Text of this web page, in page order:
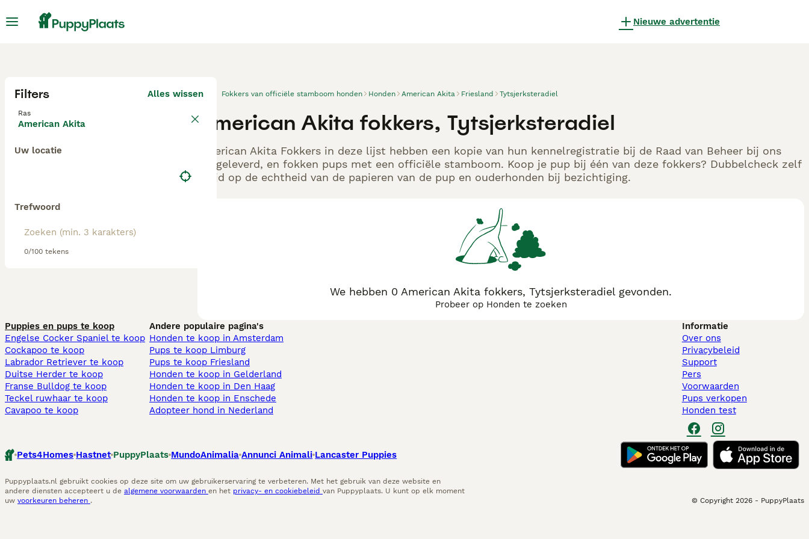
Nieuwe advertentie
Filters Alles wissen
Ras
American Akita
Uw locatie
Trefwoord
0/100 tekens
Fokkers van officiële stamboom honden Honden American Akita Friesland Tytsjerksteradiel
American Akita fokkers, Tytsjerksteradiel
American Akita Fokkers in deze lijst hebben een kopie van hun kennelregistratie bij de Raad van Beheer bij ons
aangeleverd, en fokken pups met een officiële stamboom. Koop je pup bij één van deze fokkers? Dubbelcheck zelf
altijd op de echtheid van de papieren van de pup en ouderhonden bij bezichtiging.
We hebben 0 American Akita fokkers, Tytsjerksteradiel gevonden.
Probeer op Honden te zoeken
Puppies en pups te koop
Engelse Cocker Spaniel te koop
Cockapoo te koop
Labrador Retriever te koop
Duitse Herder te koop
Franse Bulldog te koop
Teckel ruwhaar te koop
Cavapoo te koop
Andere populaire pagina's
Honden te koop in Amsterdam
Pups te koop Limburg​
Pups te koop Friesland​
Honden te koop in Gelderland
Honden te koop in Den Haag
Honden te koop in Enschede
Adopteer hond in Nederland
Informatie
Over ons
Privacybeleid
Support
Pers
Voorwaarden
Pups verkopen
Honden test
Pets4Homes Hastnet PuppyPlaats MundoAnimalia Annunci Animali Lancaster Puppies
Puppyplaats.nl gebruikt cookies op deze site om uw gebruikerservaring te verbeteren. Met het gebruik van deze website en
andere diensten accepteert u de algemene voorwaarden en het privacy- en cookiebeleid van Puppyplaats. U kunt op elk moment
uw voorkeuren beheren . © Copyright 2026 - PuppyPlaats